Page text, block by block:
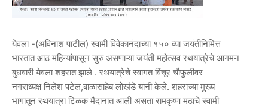
येवला -(अविनाश पाटील) स्वामी विवेकानंदाच्या १५० व्या जयंतीनिमित्त
भारतात आठ मह‌िन्यांपासून सुरु असणाऱ्या जयंती महोत्सव रथयात्रेचे आगमन
बुधवारी येवला शहरात झाले . रथयात्रेचे स्वागत विंचूर चौफुलीवर
नगराध्यक्ष निलेश पटेल,बाळासाहेब लोखंडे यांनी केले. शहराच्या मुख्य
भागातून रथयात्रा टिळक मैदानात आली असता रामकृष्ण मठाचे स्वामी